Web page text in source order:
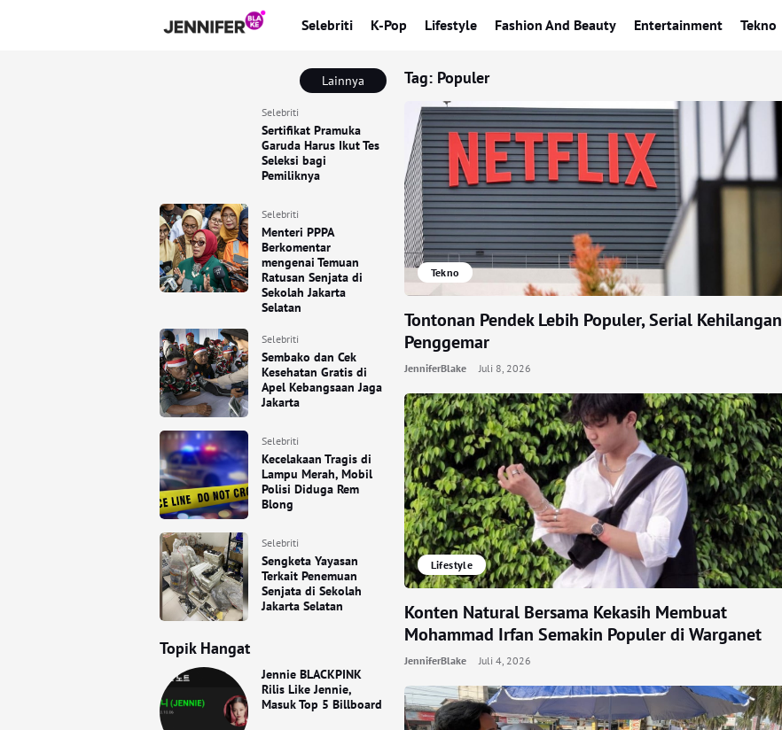
Selebriti K-Pop Lifestyle Fashion And Beauty Entertainment Tekno
Lainnya
Selebriti
Sertifikat Pramuka
Garuda Harus Ikut Tes
Seleksi bagi
Pemiliknya
Selebriti
Menteri PPPA
Berkomentar
mengenai Temuan
Ratusan Senjata di
Sekolah Jakarta
Selatan
Selebriti
Sembako dan Cek
Kesehatan Gratis di
Apel Kebangsaan Jaga
Jakarta
Selebriti
Kecelakaan Tragis di
Lampu Merah, Mobil
Polisi Diduga Rem
Blong
Selebriti
Sengketa Yayasan
Terkait Penemuan
Senjata di Sekolah
Jakarta Selatan
Topik Hangat
Jennie BLACKPINK
Rilis Like Jennie,
Masuk Top 5 Billboard
Tag: Populer
Tekno
Tontonan Pendek Lebih Populer, Serial Kehilangan
Penggemar
JenniferBlake Juli 8, 2026
Lifestyle
Konten Natural Bersama Kekasih Membuat
Mohammad Irfan Semakin Populer di Warganet
JenniferBlake Juli 4, 2026